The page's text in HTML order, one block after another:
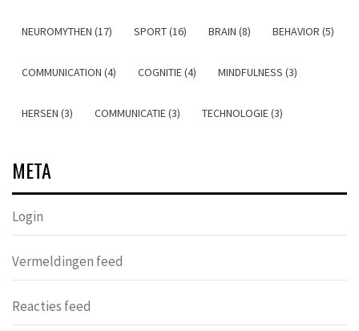
NEUROMYTHEN (17) SPORT (16) BRAIN (8) BEHAVIOR (5)
COMMUNICATION (4) COGNITIE (4) MINDFULNESS (3)
HERSEN (3) COMMUNICATIE (3) TECHNOLOGIE (3)
META
Login
Vermeldingen feed
Reacties feed